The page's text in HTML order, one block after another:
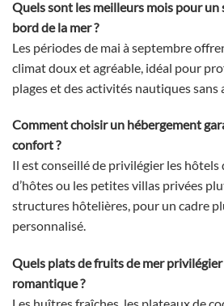
Quels sont les meilleurs mois pour
bord de la mer ?
Les périodes de mai à septembre
climat doux et agréable, idéal pour
plages et des activités nautiques sans
Comment choisir un hébergement
confort ?
Il est conseillé de privilégier les hôtels
d’hôtes ou les petites villas privées
structures hôtelières, pour un cadre
personnalisé.
Quels plats de fruits de mer
romantique ?